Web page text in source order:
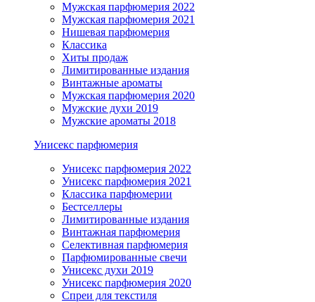
Мужская парфюмерия 2022
Мужская парфюмерия 2021
Нишевая парфюмерия
Классика
Хиты продаж
Лимитированные издания
Винтажные ароматы
Мужская парфюмерия 2020
Мужские духи 2019
Мужские ароматы 2018
Унисекс парфюмерия
Унисекс парфюмерия 2022
Унисекс парфюмерия 2021
Классика парфюмерии
Бестселлеры
Лимитированные издания
Винтажная парфюмерия
Селективная парфюмерия
Парфюмированные свечи
Унисекс духи 2019
Унисекс парфюмерия 2020
Спреи для текстиля